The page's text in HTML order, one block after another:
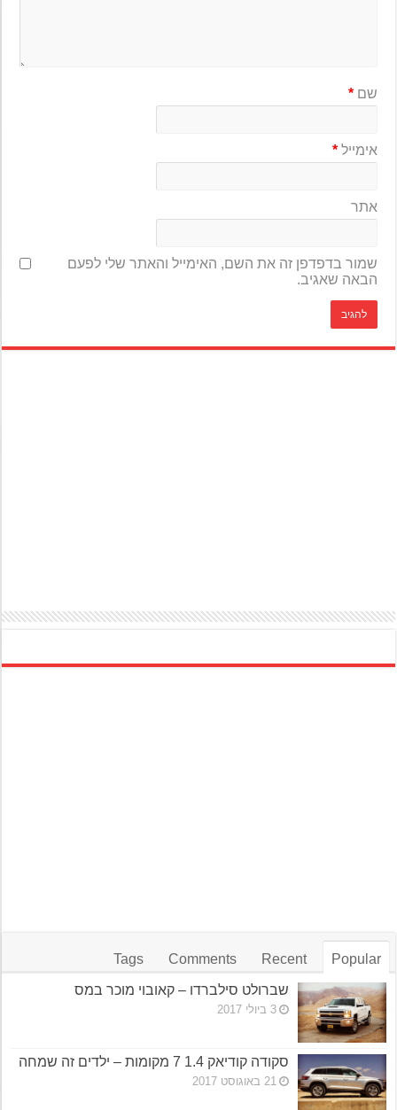
שם*
אימייל*
אתר
שמור בדפדפן זה את השם, האימייל והאתר שלי לפעם
הבאה שאגיב.
Popular
Recent
Comments
Tags
שברולט סילברדו – קאובוי מוכר במס
3 ביולי 2017
סקודה קודיאק 1.4 7 מקומות – ילדים זה שמחה
21 באוגוסט 2017